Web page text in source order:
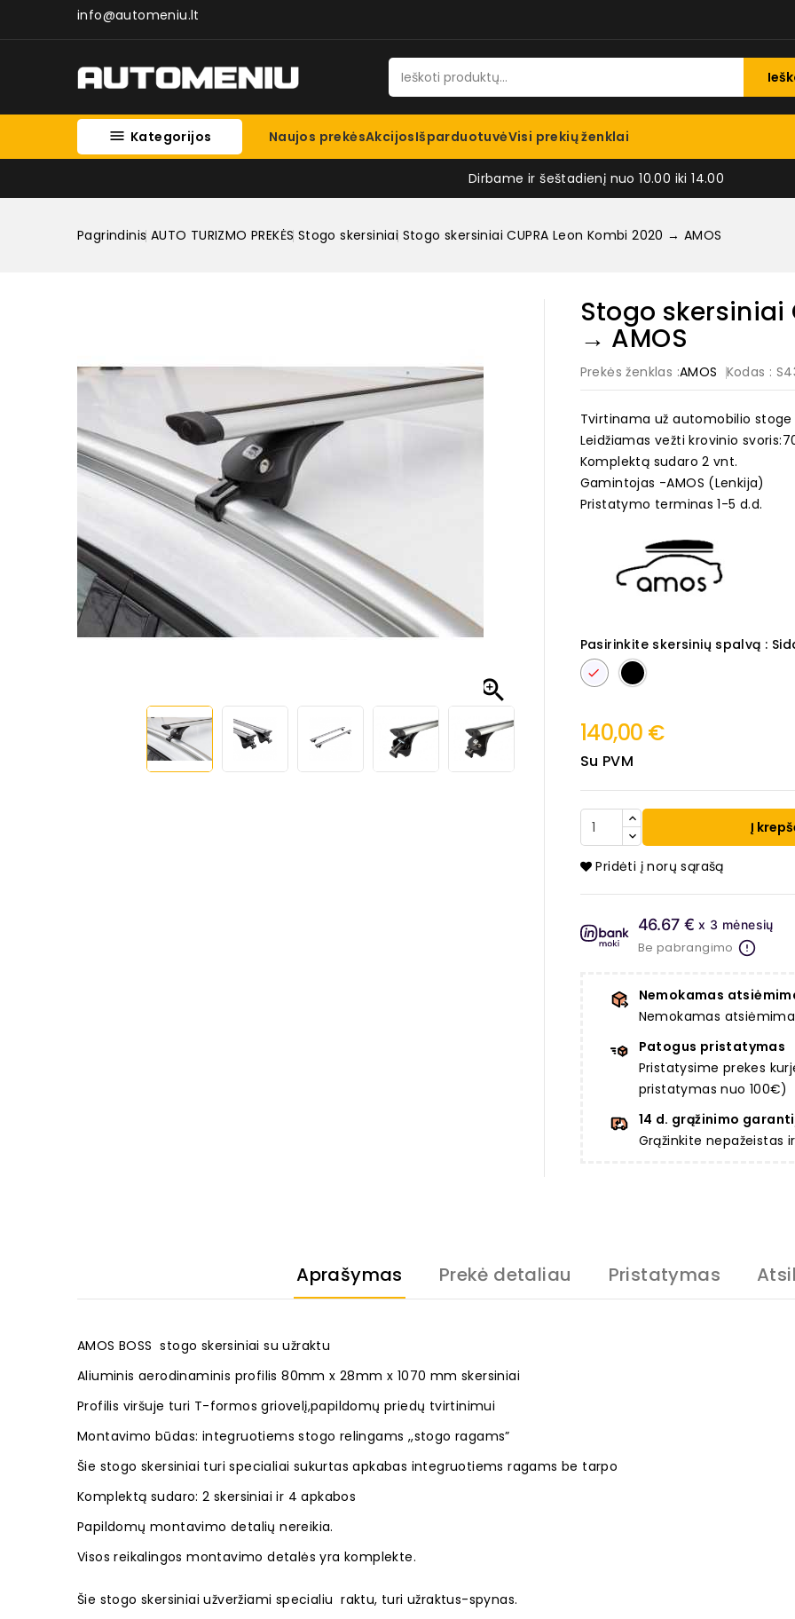
info@automeniu.lt
 Kategorijos Naujos prekėsAkcijosIšparduotuvėVisi prekių ženklai
Dirbame ir šeštadienį nuo 10.00 iki 14.00
Pagrindinis AUTO TURIZMO PREKĖS Stogo skersiniai Stogo skersiniai CUPRA Leon Kombi 2020 → AMOS

Stogo skersiniai
→ AMOS
Prekės ženklas :AMOS Kodas :
Tvirtinama už automobilio
Leidžiamas vežti krovinio
Komplektą sudaro 2 vnt.
Gamintojas -AMOS (Lenkija)
Pristatymo terminas 1-5 d.d.
Pasirinkite skersinių spalvą :
SidabrinėJuoda
140,00 €
Su PVM
Į
Pridėti į norų sąrašą
46.67 € x 3 mėnesių
Be pabrangimo
Nemokamas
Nemokamas
Patogus pristatymas
Pristatysime prekes
pristatymas nuo 100€)
14 d. grąžinimo
Grąžinkite nepažeistas
Aprašymas Prekė detaliau Pristatymas
AMOS BOSS stogo skersiniai su užraktu
Aliuminis aerodinaminis profilis 80mm x 28mm x 1070 mm skersiniai
Profilis viršuje turi T-formos griovelį,papildomų priedų tvirtinimui
Montavimo būdas: integruotiems stogo relingams ,,stogo ragams”
Šie stogo skersiniai turi specialiai sukurtas apkabas integruotiems ragams be tarpo
Komplektą sudaro: 2 skersiniai ir 4 apkabos
Papildomų montavimo detalių nereikia.
Visos reikalingos montavimo detalės yra komplekte.
Šie stogo skersiniai užveržiami specialiu raktu, turi užraktus-spynas.